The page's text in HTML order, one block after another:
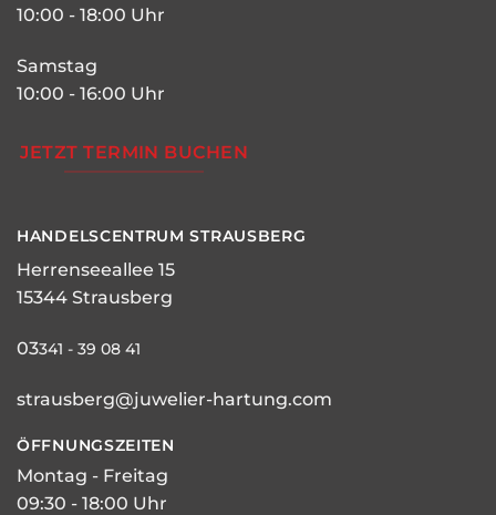
10:00 - 18:00 Uhr
Samstag
10:00 - 16:00 Uhr
JETZT TERMIN BUCHEN
HANDELSCENTRUM STRAUSBERG
Herrenseeallee 15
15344 Strausberg
03341 - 39 08 41
strausberg@juwelier-hartung.com
ÖFFNUNGSZEITEN
Montag - Freitag
09:30 - 18:00 Uhr